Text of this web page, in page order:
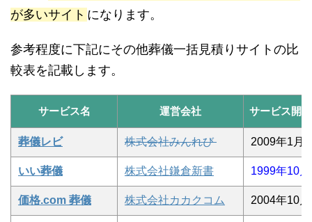
が多いサイト になります。
参考程度に下記にその他葬儀一括見積りサイトの比
較表を記載します。
サービス名 運営会社 サービス開始
葬儀レビ 株式会社みんれび 2009年1月
いい葬儀 株式会社鎌倉新書 1999年10月
価格.com 葬儀 株式会社カカクコム 2004年10月